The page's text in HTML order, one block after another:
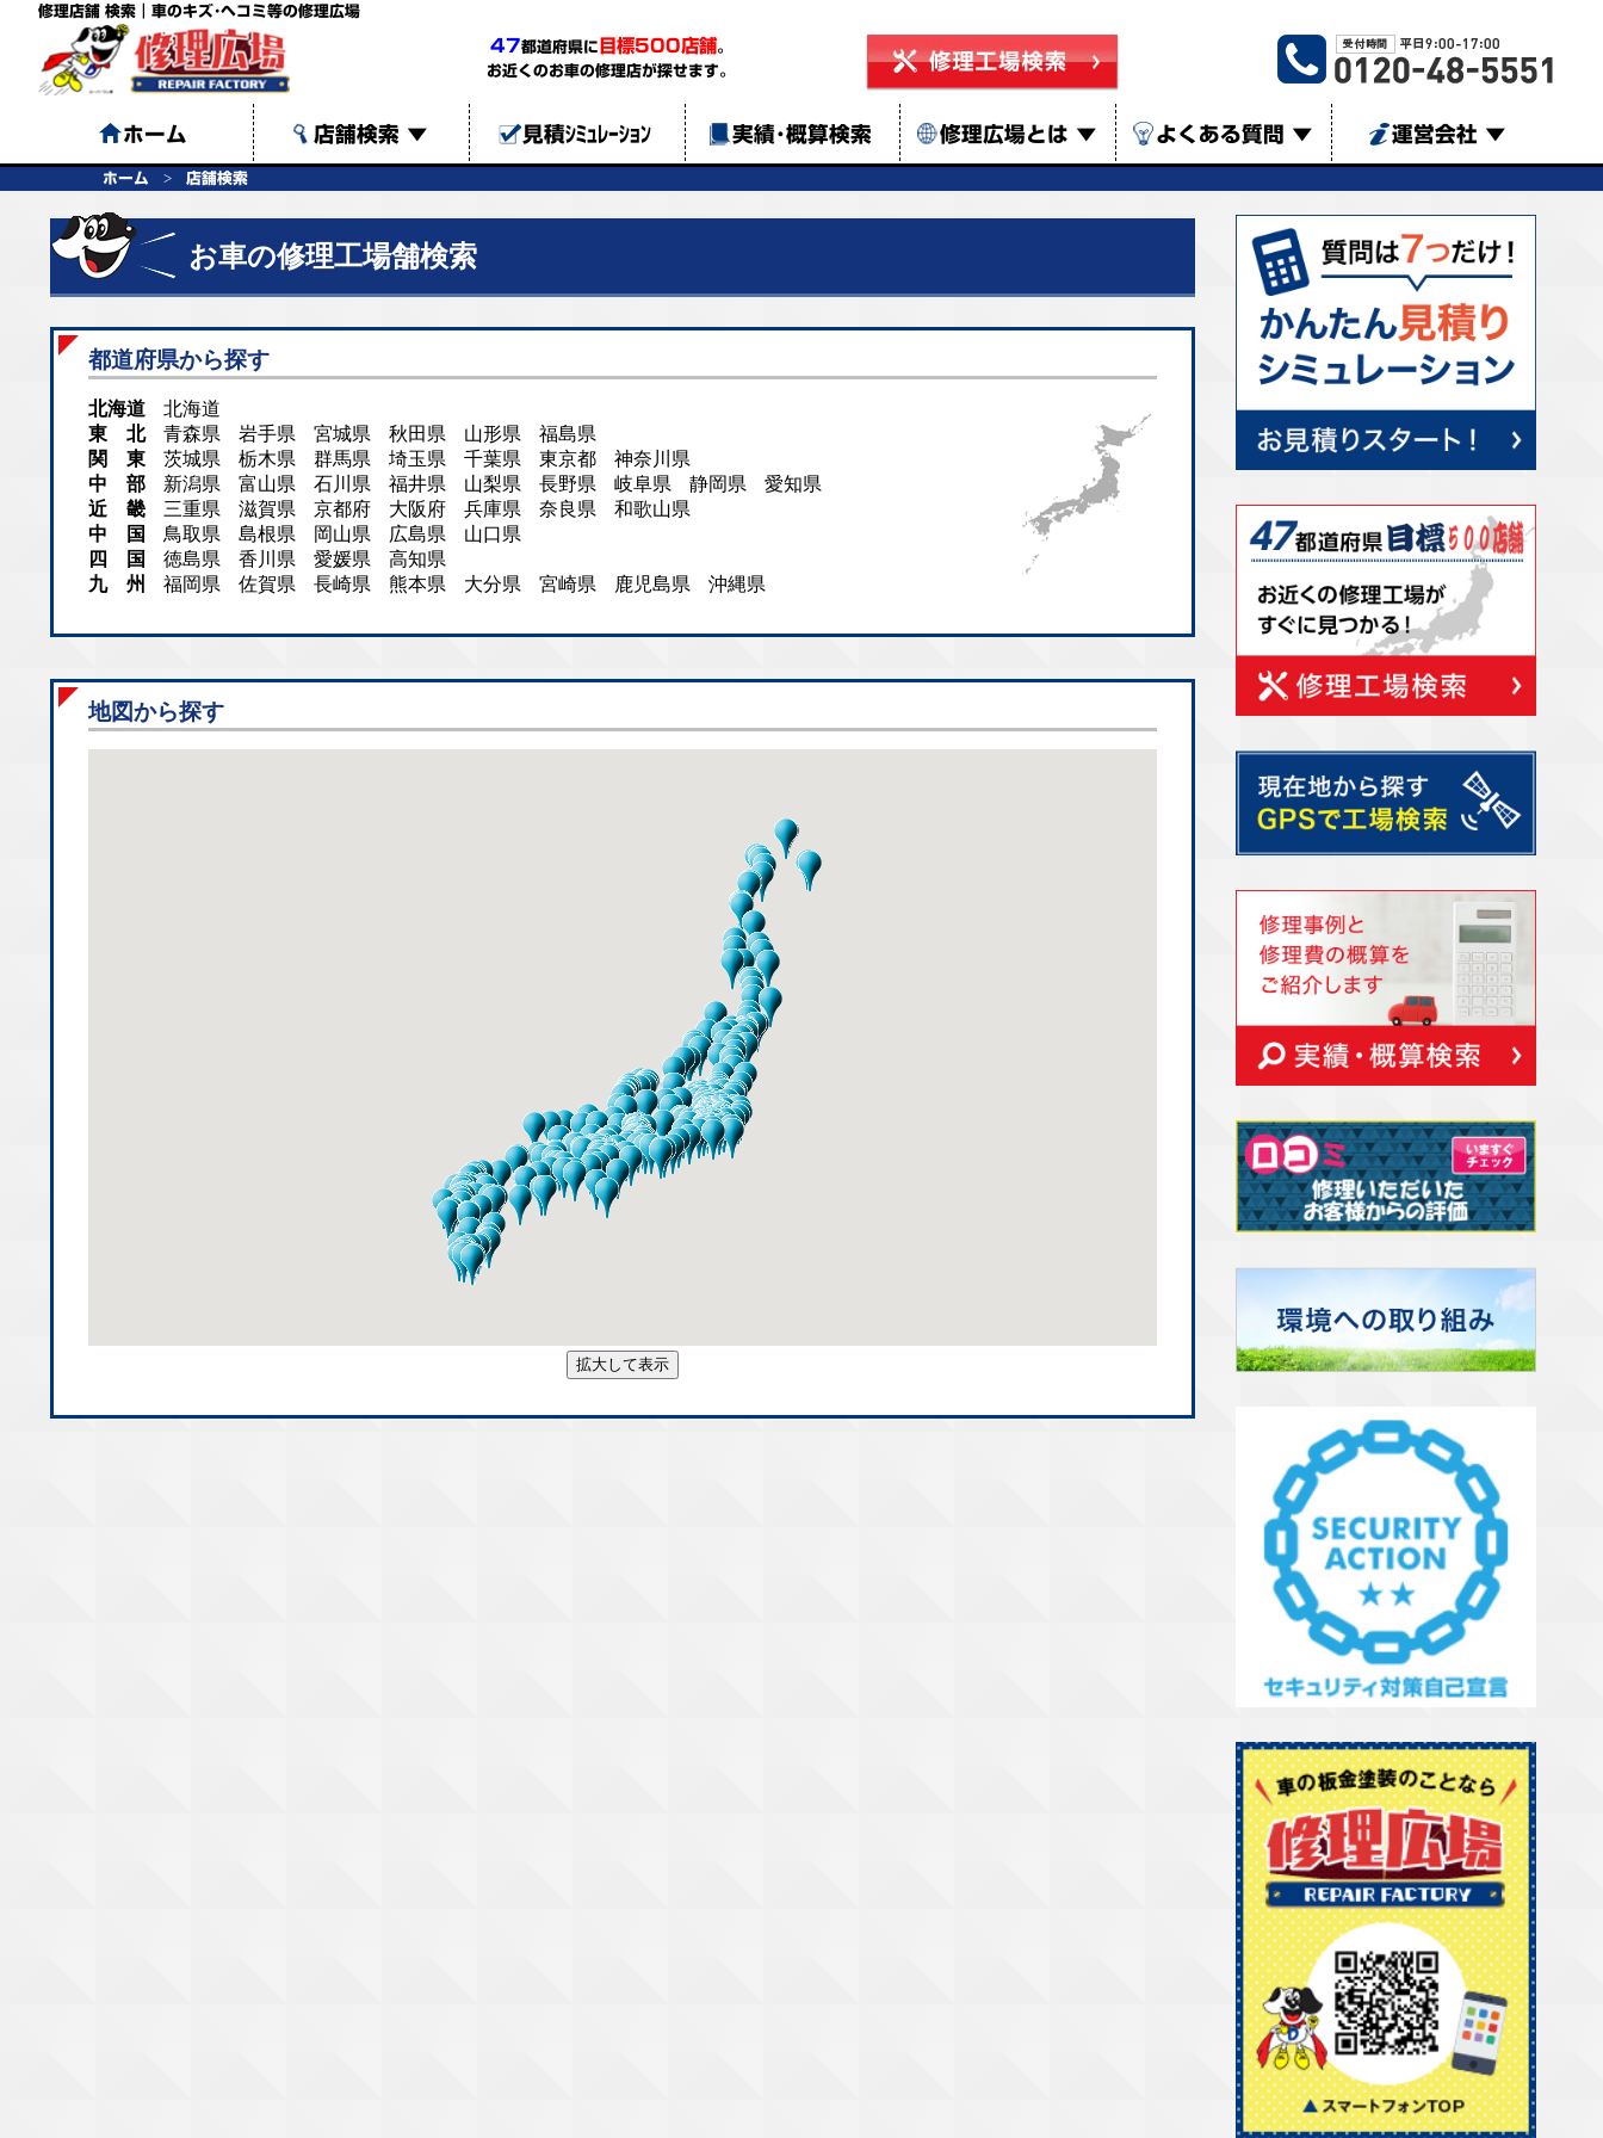
修理店舗 検索｜車のキズ･ヘコミ等の修理広場
47都道府県に 目標500店舗。
お近くのお車の修理店が探せます。
ホーム 店舗検索 ▼ 見積ｼﾐｭﾚｰｼｮﾝ 実績･概算検索 修理広場とは ▼ よくある質問 ▼ 運営会社 ▼
ホーム 店舗検索
お車の修理工場舗検索
都道府県から探す
北海道
北海道
東 北
青森県 岩手県 宮城県 秋田県 山形県
福島県
関 東
茨城県 栃木県 群馬県 埼玉県 千葉県 東京都
神奈川県
中 部
新潟県 富山県 石川県 福井県 山梨県 長野県 岐阜県 静岡県
愛知県
近 畿
三重県 滋賀県 京都府 大阪府 兵庫県 奈良県
和歌山県
中 国
鳥取県 島根県 岡山県 広島県
山口県
四 国
徳島県 香川県 愛媛県
高知県
九 州
福岡県 佐賀県 長崎県 熊本県 大分県 宮崎県 鹿児島県 沖縄県
地図から探す
拡大して表示